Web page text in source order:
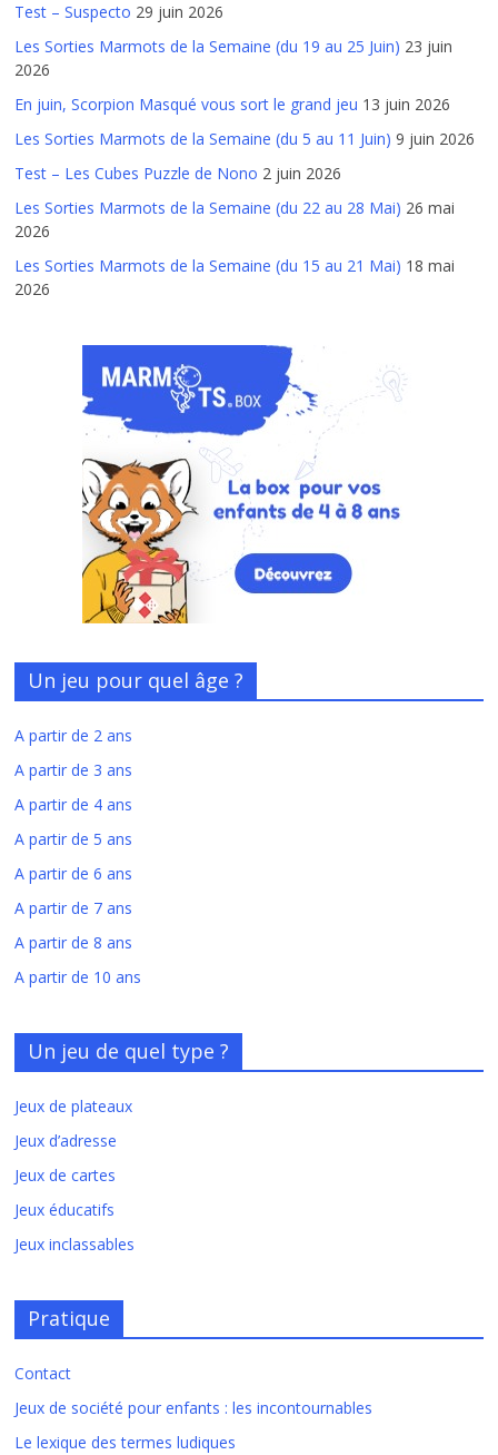
Test – Suspecto 29 juin 2026
Les Sorties Marmots de la Semaine (du 19 au 25 Juin) 23 juin
2026
En juin, Scorpion Masqué vous sort le grand jeu 13 juin 2026
Les Sorties Marmots de la Semaine (du 5 au 11 Juin) 9 juin 2026
Test – Les Cubes Puzzle de Nono 2 juin 2026
Les Sorties Marmots de la Semaine (du 22 au 28 Mai) 26 mai
2026
Les Sorties Marmots de la Semaine (du 15 au 21 Mai) 18 mai
2026
Un jeu pour quel âge ?
A partir de 2 ans
A partir de 3 ans
A partir de 4 ans
A partir de 5 ans
A partir de 6 ans
A partir de 7 ans
A partir de 8 ans
A partir de 10 ans
Un jeu de quel type ?
Jeux de plateaux
Jeux d’adresse
Jeux de cartes
Jeux éducatifs
Jeux inclassables
Pratique
Contact
Jeux de société pour enfants : les incontournables
Le lexique des termes ludiques